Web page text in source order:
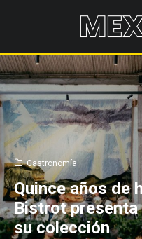
Gastronomía
Quince años de
Bistrot presenta
su colección